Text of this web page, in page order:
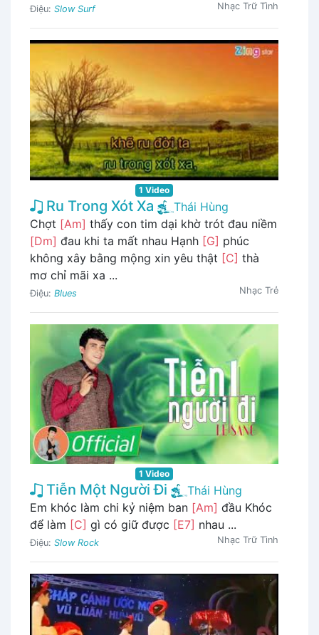
Điệu: Slow Surf Nhạc Trữ Tình
1 Video
Ru Trong Xót Xa
Thái Hùng
Chợt [Am] thấy con tim dại khờ trót đau niềm
[Dm] đau khi ta mất nhau Hạnh [G] phúc
không xây bằng mộng xin yêu thật [C] thà
mơ chỉ mãi xa ...
Điệu: Blues Nhạc Trẻ
1 Video
Tiễn Một Người Đi
Thái Hùng
Em khóc làm chi kỷ niệm ban [Am] đầu Khóc
để làm [C] gì có giữ được [E7] nhau ...
Điệu: Slow Rock Nhạc Trữ Tình